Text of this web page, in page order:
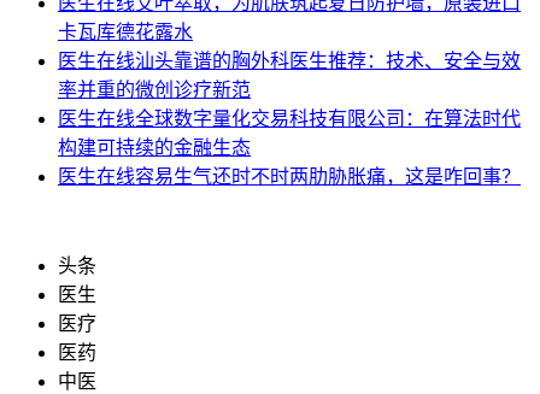
卡瓦库德花露水
医生在线汕头靠谱的胸外科医生推荐：技术、安全与效
率并重的微创诊疗新范
医生在线全球数字量化交易科技有限公司：在算法时代
构建可持续的金融生态
医生在线容易生气还时不时两肋胁胀痛，这是咋回事？
头条
医生
医疗
医药
中医